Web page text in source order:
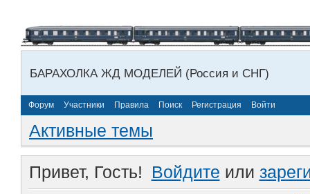
БАРАХОЛКА ЖД МОДЕЛЕЙ (Россия и СНГ)
Форум Участники Правила Поиск Регистрация Войти
Активные темы
Привет, Гость! Войдите или